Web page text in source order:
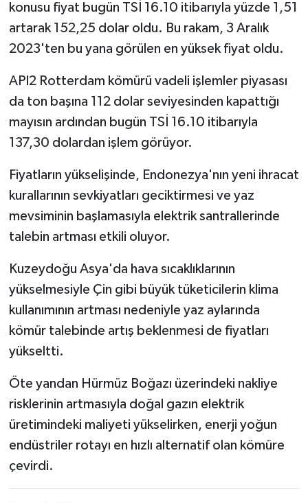
konusu fiyat bugün TSİ 16.10 itibarıyla yüzde 1,51
artarak 152,25 dolar oldu. Bu rakam, 3 Aralık
2023'ten bu yana görülen en yüksek fiyat oldu.
API2 Rotterdam kömürü vadeli işlemler piyasası
da ton başına 112 dolar seviyesinden kapattığı
mayısın ardından bugün TSİ 16.10 itibarıyla
137,30 dolardan işlem görüyor.
Fiyatların yükselişinde, Endonezya'nın yeni ihracat
kurallarının sevkiyatları geciktirmesi ve yaz
mevsiminin başlamasıyla elektrik santrallerinde
talebin artması etkili oluyor.
Kuzeydoğu Asya'da hava sıcaklıklarının
yükselmesiyle Çin gibi büyük tüketicilerin klima
kullanımının artması nedeniyle yaz aylarında
kömür talebinde artış beklenmesi de fiyatları
yükseltti.
Öte yandan Hürmüz Boğazı üzerindeki nakliye
risklerinin artmasıyla doğal gazın elektrik
üretimindeki maliyeti yükselirken, enerji yoğun
endüstriler rotayı en hızlı alternatif olan kömüre
çevirdi.